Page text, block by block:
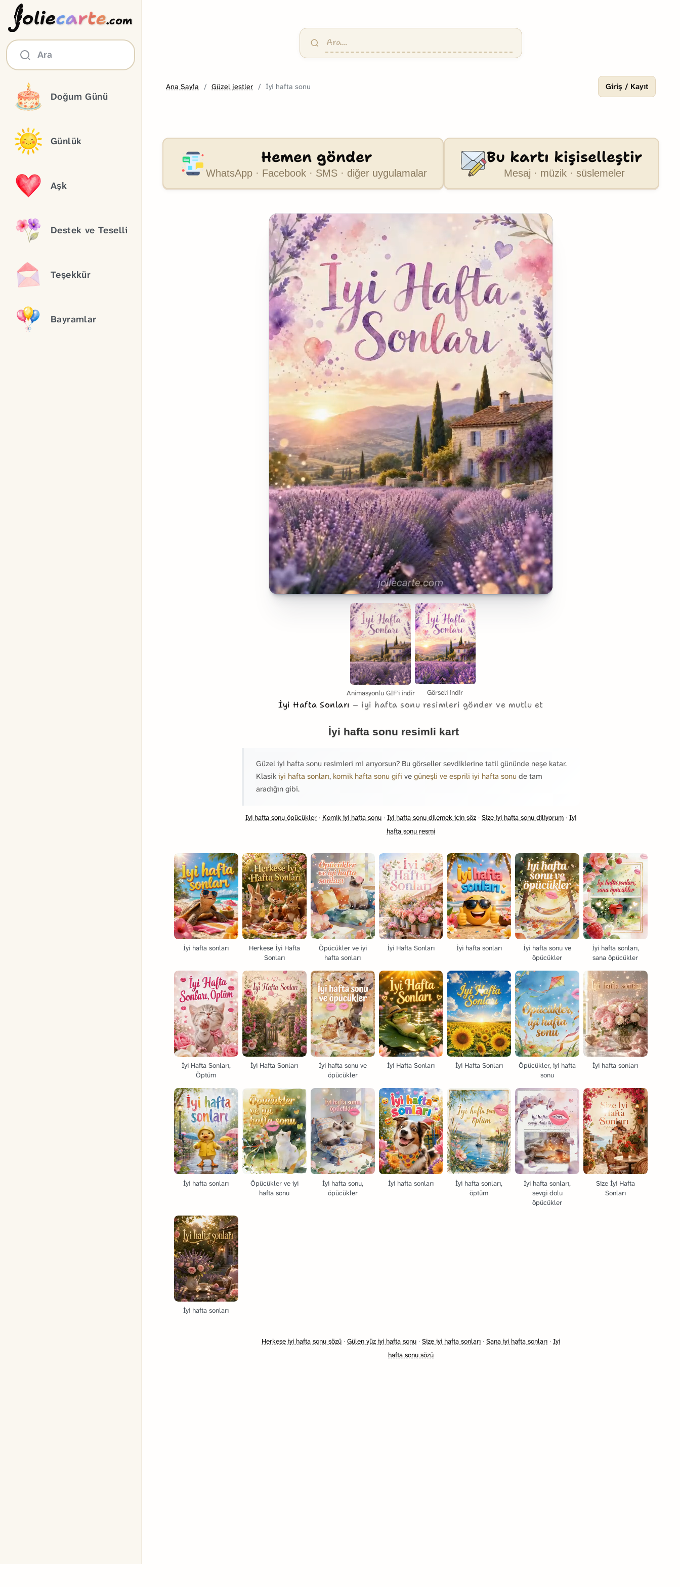
oliecarte.com
Ara
Doğum Günü
Günlük
Aşk
Destek ve Teselli
Teşekkür
Bayramlar
Ana Sayfa Güzel jestler İyi hafta sonu Giriş / Kayıt
Hemen gönder
WhatsApp · Facebook · SMS · diğer uygulamalar
Bu kartı kişiselleştir
Mesaj · müzik · süslemeler
Animasyonlu GIF'i indir Görseli indir
İyi Hafta Sonları iyi hafta sonu resimleri gönder ve mutlu et
İyi hafta sonu resimli kart
Güzel iyi hafta sonu resimleri mi arıyorsun? Bu görseller sevdiklerine tatil gününde neşe katar.
Klasik iyi hafta sonları, komik hafta sonu gifi ve güneşli ve esprili iyi hafta sonu de tam
aradığın gibi.
Iyi hafta sonu öpücükler · Komik iyi hafta sonu · Iyi hafta sonu dilemek için söz · Size iyi hafta sonu diliyorum · Iyi
hafta sonu resmi
İyi hafta sonları
Herkese İyi Hafta
Sonları
Öpücükler ve iyi
hafta sonları
İyi Hafta Sonları İyi hafta sonları
İyi hafta sonu ve
öpücükler
İyi hafta sonları,
sana öpücükler
İyi Hafta Sonları,
Öptüm
İyi Hafta Sonları
İyi hafta sonu ve
öpücükler
İyi Hafta Sonları İyi Hafta Sonları
Öpücükler, iyi hafta
sonu
İyi hafta sonları
İyi hafta sonları
Öpücükler ve iyi
hafta sonu
İyi hafta sonu,
öpücükler
İyi hafta sonları
İyi hafta sonları,
öptüm
İyi hafta sonları,
sevgi dolu
öpücükler
Size İyi Hafta
Sonları
İyi hafta sonları
Herkese iyi hafta sonu sözü · Gülen yüz iyi hafta sonu · Size iyi hafta sonları · Sana iyi hafta sonları · Iyi
hafta sonu sözü